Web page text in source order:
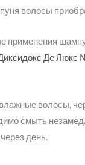
волосы
применения
Де Люкс
волосы,
смыть
день.